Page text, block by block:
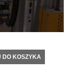
DO KOSZYKA